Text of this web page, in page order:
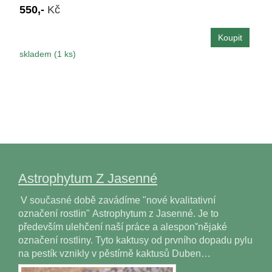
550,- Kč
skladem (1 ks)
Astrophytum Z Jasenné
V současné době zavádíme "nové kvalitativní
označení rostlin" Astrophytum z Jasenné. Je to
především ulehčení naší práce a alesponˇnějaké
označení rostliny. Tyto kaktusy od prvního dopadu pylu
na pestík vznikly v pěstírně kaktusů Duben…